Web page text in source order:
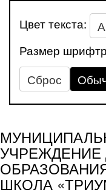
Цвет текста: А
Размер
Сброс
ШКОЛА